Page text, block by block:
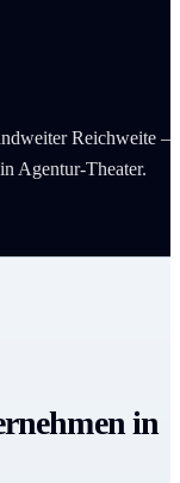
Reichweite –
Agentur-Theater.
in